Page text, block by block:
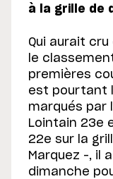
à la grille de
Qui aurait
le
premières
est pourtant
marqués par
Lointain 23e
22e sur la
Marquez –, il
dimanche